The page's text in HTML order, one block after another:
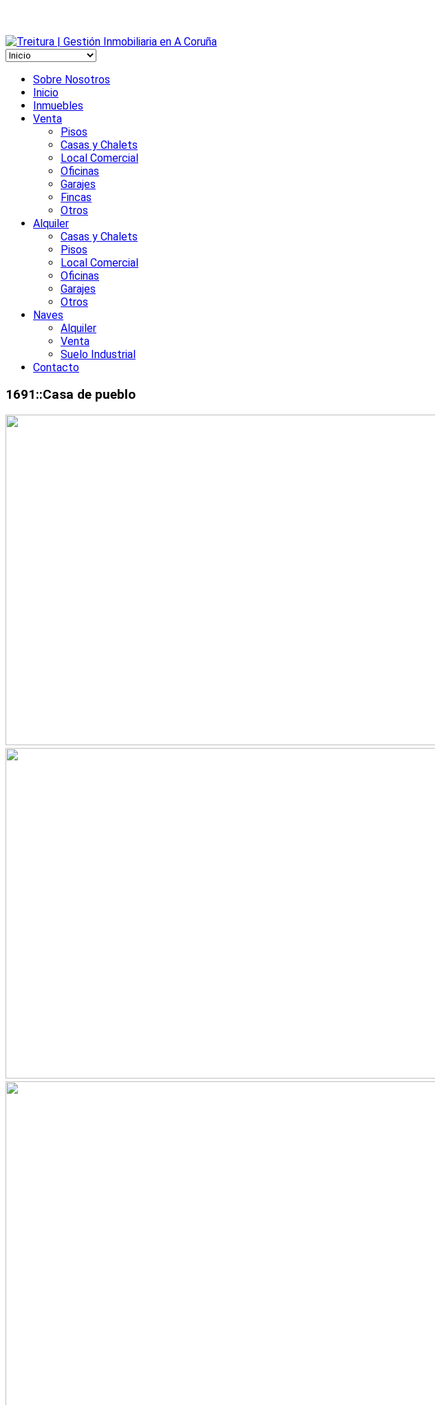
Sobre Nosotros
Inicio
Inmuebles
Venta
Pisos
Casas y Chalets
Local Comercial
Oficinas
Garajes
Fincas
Otros
Alquiler
Casas y Chalets
Pisos
Local Comercial
Oficinas
Garajes
Otros
Naves
Alquiler
Venta
Suelo Industrial
Contacto
1691::Casa de pueblo